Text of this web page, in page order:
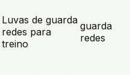
Luvas de guarda
redes para
treino
guarda
redes